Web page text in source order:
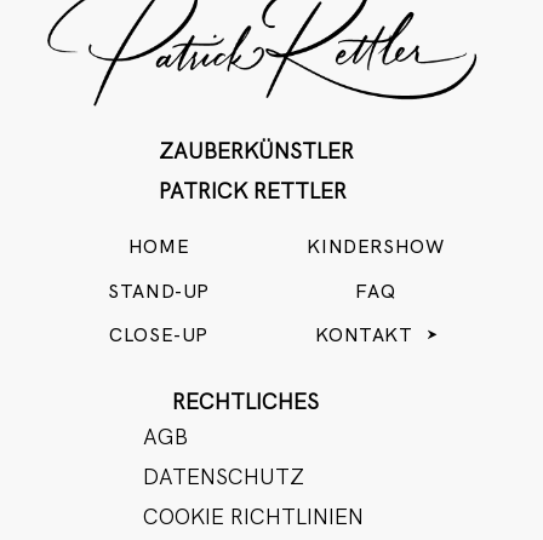
ZAUBERKÜNSTLER
PATRICK RETTLER
RECHTLICHES
AGB
DATENSCHUTZ
COOKIE RICHTLINIEN
HOME
STAND-UP
CLOSE-UP
KINDERSHOW
FAQ
KONTAKT